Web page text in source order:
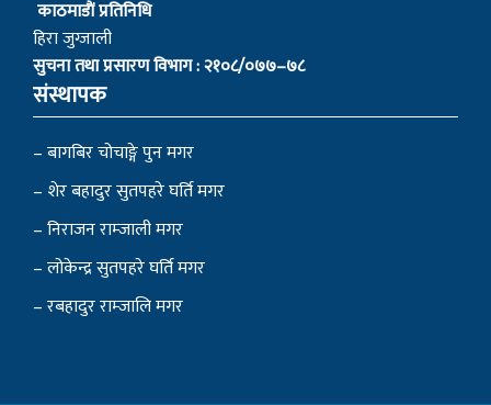
काठमाडाैं प्रतिनिधि
हिरा जुग्जाली
सुचना तथा प्रसारण विभाग : २१०८/०७७–७८
संस्थापक
– बागबिर चोचाङ्गे पुन मगर
– शेर बहादुर सुतपहरे घर्ति मगर
– निराजन राम्जाली मगर
– लोकेन्द्र सुतपहरे घर्ति मगर
– रबहादुर राम्जालि मगर